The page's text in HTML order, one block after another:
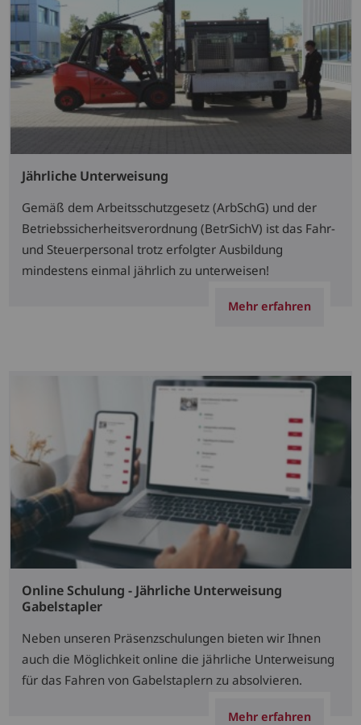
Jährliche Unterweisung
Gemäß dem Arbeitsschutzgesetz (ArbSchG) und der
Betriebssicherheitsverordnung (BetrSichV) ist das Fahr-
und Steuerpersonal trotz erfolgter Ausbildung
mindestens einmal jährlich zu unterweisen!
Mehr erfahren
Online Schulung - Jährliche Unterweisung
Gabelstapler
Neben unseren Präsenzschulungen bieten wir Ihnen
auch die Möglichkeit online die jährliche Unterweisung
für das Fahren von Gabelstaplern zu absolvieren.
Mehr erfahren